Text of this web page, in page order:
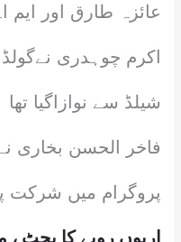
عائزہ طارق اور
اکرم چوہدری
شیلڈ سے نوازاگیا
فاخر الحسن بخاری
پروگرام میں شرکت